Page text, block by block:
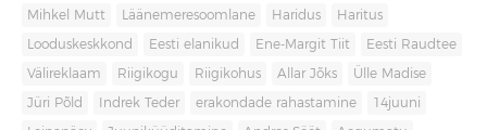
Mihkel Mutt Läänemeresoomlane Haridus Haritus
Looduskeskkond Eesti elanikud Ene-Margit Tiit Eesti Raudtee
Välireklaam Riigikogu Riigikohus Allar Jõks Ülle Madise
Jüri Põld Indrek Teder erakondade rahastamine 14juuni